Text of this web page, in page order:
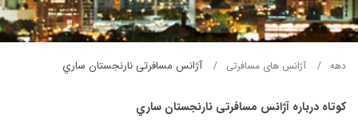
دهه آژانس های مسافرتی آژانس مسافرتی نارنجستان ساري
کوتاه درباره آژانس مسافرتی نارنجستان ساري